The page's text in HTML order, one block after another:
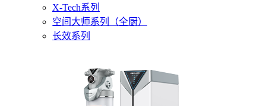
X-Tech系列
空间大师系列（全厨）
长效系列